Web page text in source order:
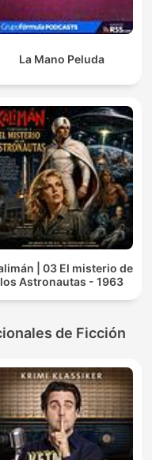
La Mano Peluda
| 03 El misterio de
los Astronautas - 1963
de Ficción